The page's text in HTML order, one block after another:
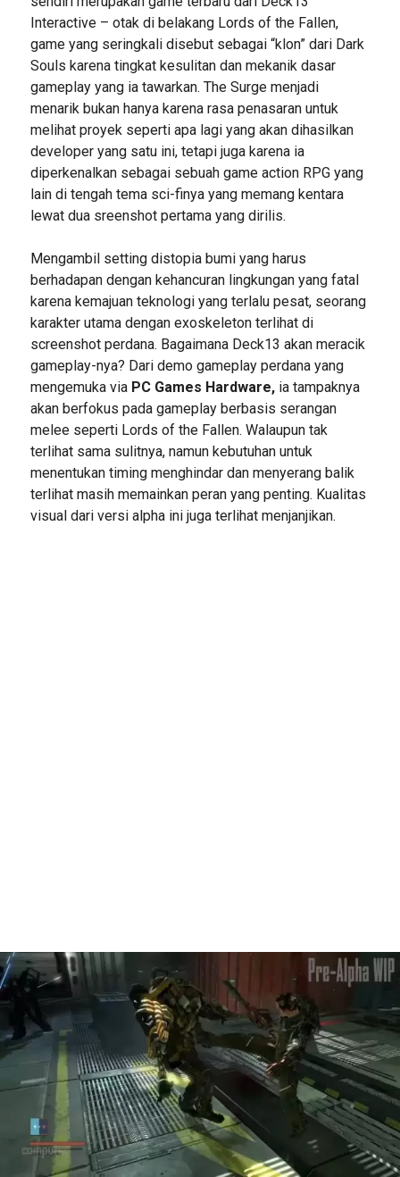
Interactive – otak di belakang Lords of the Fallen,
game yang seringkali disebut sebagai “klon” dari Dark
Souls karena tingkat kesulitan dan mekanik dasar
gameplay yang ia tawarkan. The Surge menjadi
menarik bukan hanya karena rasa penasaran untuk
melihat proyek seperti apa lagi yang akan dihasilkan
developer yang satu ini, tetapi juga karena ia
diperkenalkan sebagai sebuah game action RPG yang
lain di tengah tema sci-finya yang memang kentara
lewat dua sreenshot pertama yang dirilis.
Mengambil setting distopia bumi yang harus
berhadapan dengan kehancuran lingkungan yang fatal
karena kemajuan teknologi yang terlalu pesat, seorang
karakter utama dengan exoskeleton terlihat di
screenshot perdana. Bagaimana Deck13 akan meracik
gameplay-nya? Dari demo gameplay perdana yang
mengemuka via PC Games Hardware,ia tampaknya
akan berfokus pada gameplay berbasis serangan
melee seperti Lords of the Fallen. Walaupun tak
terlihat sama sulitnya, namun kebutuhan untuk
menentukan timing menghindar dan menyerang balik
terlihat masih memainkan peran yang penting. Kualitas
visual dari versi alpha ini juga terlihat menjanjikan.